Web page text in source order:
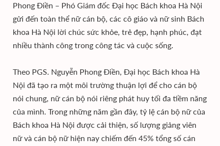
Phong Điền – Phó Giám đốc Đại học Bách khoa Hà Nội
gửi đến toàn thể nữ cán bộ, các cô giáo và nữ sinh Bách
khoa Hà Nội lời chúc sức khỏe, trẻ đẹp, hạnh phúc, đạt
nhiều thành công trong công tác và cuộc sống.
Theo PGS. Nguyễn Phong Điền, Đại học Bách khoa Hà
Nội đã tạo ra một môi trường thuận lợi để cho cán bộ
nói chung, nữ cán bộ nói riêng phát huy tối đa tiềm năng
của mình. Trong những năm gần đây, tỷ lệ cán bộ nữ của
Bách khoa Hà Nội được cải thiện, số lượng giảng viên
nữ và cán bộ nữ hiện nay chiếm đến 45% tổng số cán